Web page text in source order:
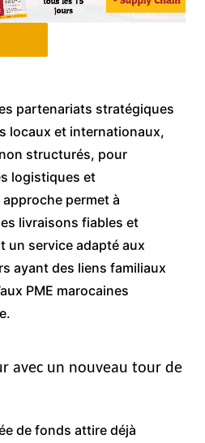
partenariats stratégiques
locaux et internationaux,
structurés, pour
logistiques et
permet à
livraisons fiables et
un service adapté aux
ayant des liens familiaux
PME marocaines
avec un nouveau tour de
de fonds attire déjà